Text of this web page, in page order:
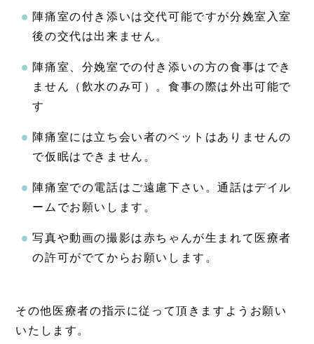
陣痛室の付き添いは交代可能ですが分娩室入室
後の交代は出来ません。
陣痛室、分娩室での付き添いの方の食事はでき
ません（飲水のみ可）。食事の際は外出可能で
す
陣痛室には立ち会い者のベットはありませんの
で仮眠はできません。
陣痛室での電話はご遠慮下さい。通話はデイル
ームでお願いします。
写真や動画の撮影は赤ちゃんが生まれて医療者
の許可がでてからお願いします。
その他医療者の指示に従って頂きますようお願い
いたします。